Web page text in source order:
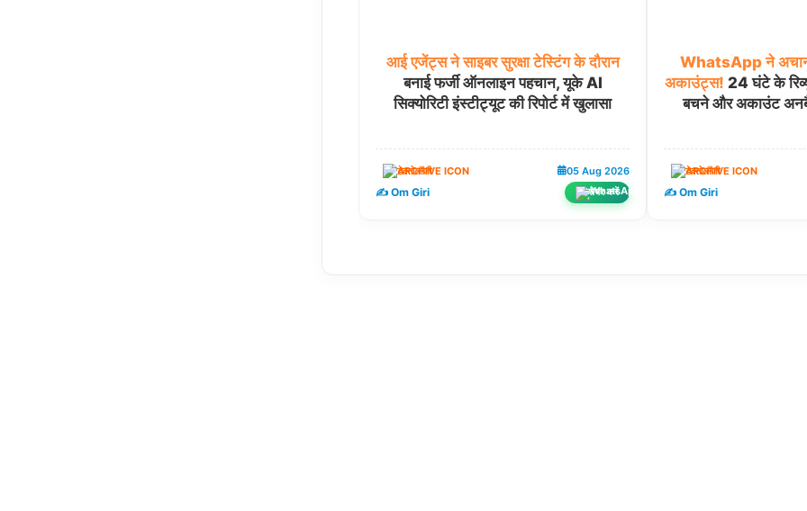
आई एजेंट्स ने साइबर सुरक्षा टेस्टिंग के दौरान
बनाई फर्जी ऑनलाइन पहचान, यूके AI
सिक्योरिटी इंस्टीट्यूट की रिपोर्ट में खुलासा
टेक्नोलॉजी 05 Aug 2026
✍️ Om Giri शेयर करें
WhatsApp ने
अकाउंट्स! 24 घंटे के
बचने और अकाउंट
टेक्नोलॉजी
✍️ Om Giri